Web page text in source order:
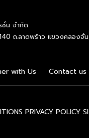
ด อีกหนึ่งสิ่งสำคัญที่ไม่ได้
ย่างก็ต้องทานคู่กับน้ำจิ้มร
เป็นต้น ฉะนั้นเราจะต้องมี
มอุปกรณ์หลายอย่างอยู่พอ
ชั่น จำกัด
ถ.ลาดพร้าว แขวงคลองจั่น
with Us Contact us
PRIVACY POLICY